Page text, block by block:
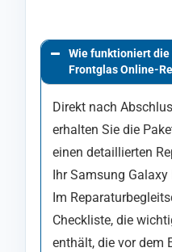
Wie funktioniert die
Frontglas Online-
Direkt nach
erhalten Sie die
einen detaillierten
Ihr Samsung Galaxy
Im
Checkliste, die
enthält, die vor dem